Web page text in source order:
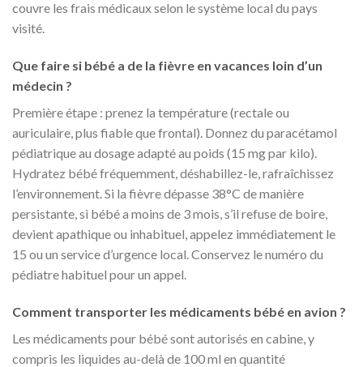
couvre les frais médicaux selon le système local du pays
visité.
Que faire si bébé a de la fièvre en vacances loin d’un
médecin ?
Première étape : prenez la température (rectale ou
auriculaire, plus fiable que frontal). Donnez du paracétamol
pédiatrique au dosage adapté au poids (15 mg par kilo).
Hydratez bébé fréquemment, déshabillez-le, rafraîchissez
l’environnement. Si la fièvre dépasse 38°C de manière
persistante, si bébé a moins de 3 mois, s’il refuse de boire,
devient apathique ou inhabituel, appelez immédiatement le
15 ou un service d’urgence local. Conservez le numéro du
pédiatre habituel pour un appel.
Comment transporter les médicaments bébé en avion ?
Les médicaments pour bébé sont autorisés en cabine, y
compris les liquides au-delà de 100 ml en quantité